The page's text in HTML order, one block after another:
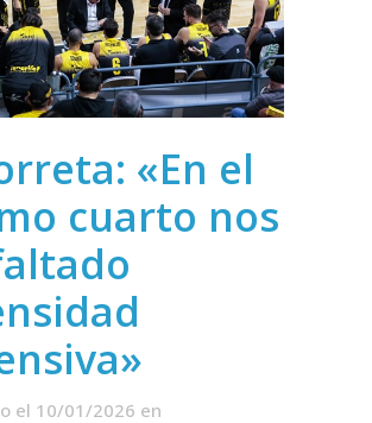
«En el
cuarto nos
el 10/01/2026 en